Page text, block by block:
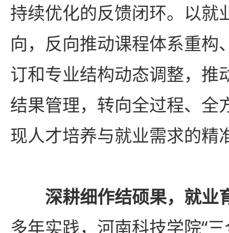
持续优化的反馈闭环。以就
向，反向推动课程体系重构
订和专业结构动态调整，推
结果管理，转向全过程、全
现人才培养与就业需求的精
深耕细作结硕果，就业
多年实践，河南科技学院“